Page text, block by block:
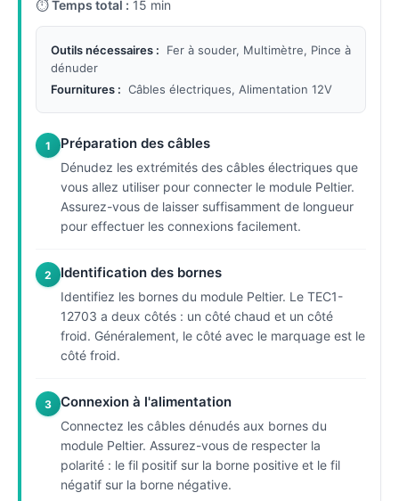
⏱Temps total : 15 min
Outils nécessaires :
Fer à souder, Multimètre, Pince à
dénuder
Fournitures : Câbles électriques, Alimentation 12V
1 Préparation des câbles
Dénudez les extrémités des câbles électriques que
vous allez utiliser pour connecter le module Peltier.
Assurez-vous de laisser suffisamment de longueur
pour effectuer les connexions facilement.
2 Identification des bornes
Identifiez les bornes du module Peltier. Le TEC1-
12703 a deux côtés : un côté chaud et un côté
froid. Généralement, le côté avec le marquage est le
côté froid.
3 Connexion à l'alimentation
Connectez les câbles dénudés aux bornes du
module Peltier. Assurez-vous de respecter la
polarité : le fil positif sur la borne positive et le fil
négatif sur la borne négative.